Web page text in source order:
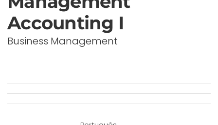
Accounting I
Business Management